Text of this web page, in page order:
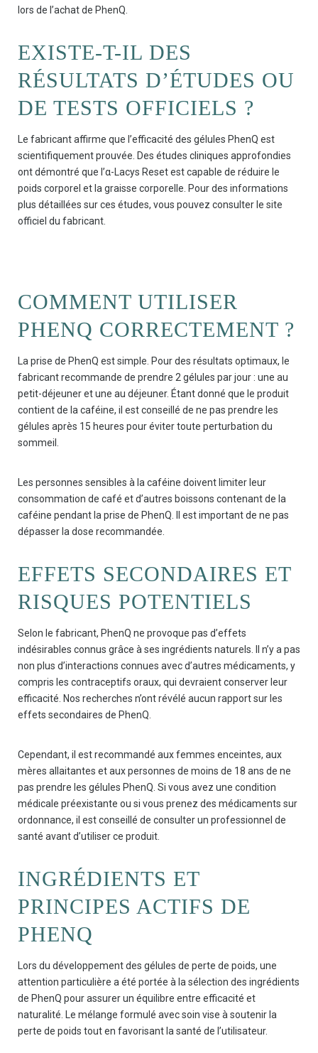
lors de l’achat de PhenQ.
EXISTE-T-IL DES
RÉSULTATS D’ÉTUDES OU
DE TESTS OFFICIELS ?
Le fabricant affirme que l’efficacité des gélules PhenQ est
scientifiquement prouvée. Des études cliniques approfondies
ont démontré que l’α-Lacys Reset est capable de réduire le
poids corporel et la graisse corporelle. Pour des informations
plus détaillées sur ces études, vous pouvez consulter le site
officiel du fabricant.
COMMENT UTILISER
PHENQ CORRECTEMENT ?
La prise de PhenQ est simple. Pour des résultats optimaux, le
fabricant recommande de prendre 2 gélules par jour : une au
petit-déjeuner et une au déjeuner. Étant donné que le produit
contient de la caféine, il est conseillé de ne pas prendre les
gélules après 15 heures pour éviter toute perturbation du
sommeil.
Les personnes sensibles à la caféine doivent limiter leur
consommation de café et d’autres boissons contenant de la
caféine pendant la prise de PhenQ. Il est important de ne pas
dépasser la dose recommandée.
EFFETS SECONDAIRES ET
RISQUES POTENTIELS
Selon le fabricant, PhenQ ne provoque pas d’effets
indésirables connus grâce à ses ingrédients naturels. Il n’y a pas
non plus d’interactions connues avec d’autres médicaments, y
compris les contraceptifs oraux, qui devraient conserver leur
efficacité. Nos recherches n’ont révélé aucun rapport sur les
effets secondaires de PhenQ.
Cependant, il est recommandé aux femmes enceintes, aux
mères allaitantes et aux personnes de moins de 18 ans de ne
pas prendre les gélules PhenQ. Si vous avez une condition
médicale préexistante ou si vous prenez des médicaments sur
ordonnance, il est conseillé de consulter un professionnel de
santé avant d’utiliser ce produit.
INGRÉDIENTS ET
PRINCIPES ACTIFS DE
PHENQ
Lors du développement des gélules de perte de poids, une
attention particulière a été portée à la sélection des ingrédients
de PhenQ pour assurer un équilibre entre efficacité et
naturalité. Le mélange formulé avec soin vise à soutenir la
perte de poids tout en favorisant la santé de l’utilisateur.